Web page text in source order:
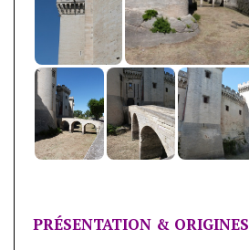
PRÉSENTATION & ORIGINES